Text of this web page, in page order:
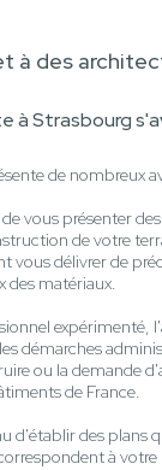
à des
à Strasbourg
de nombreux
vous présenter
de votre
vous délivrer de
des matériaux.
expérimenté,
démarches
ou la demande
de France.
d'établir des plans
à